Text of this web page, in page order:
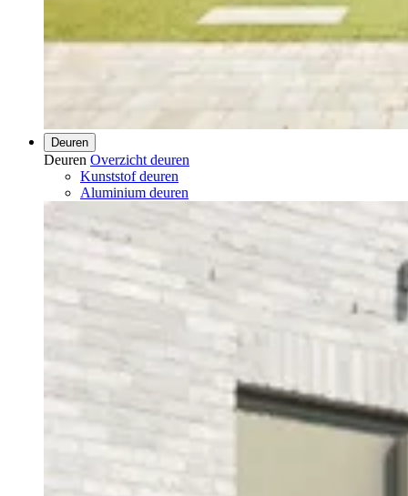
Deuren
Deuren Overzicht deuren
Kunststof deuren
Aluminium deuren